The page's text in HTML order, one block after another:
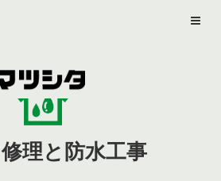
理と防水工事